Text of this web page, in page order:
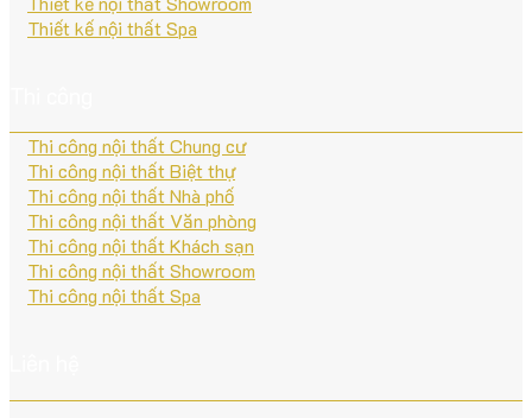
Thiết kế nội thất Spa
Thi công nội thất Chung cư
Thi công nội thất Biệt thự
Thi công nội thất Nhà phố
Thi công nội thất Văn phòng
Thi công nội thất Khách sạn
Thi công nội thất Showroom
Thi công nội thất Spa